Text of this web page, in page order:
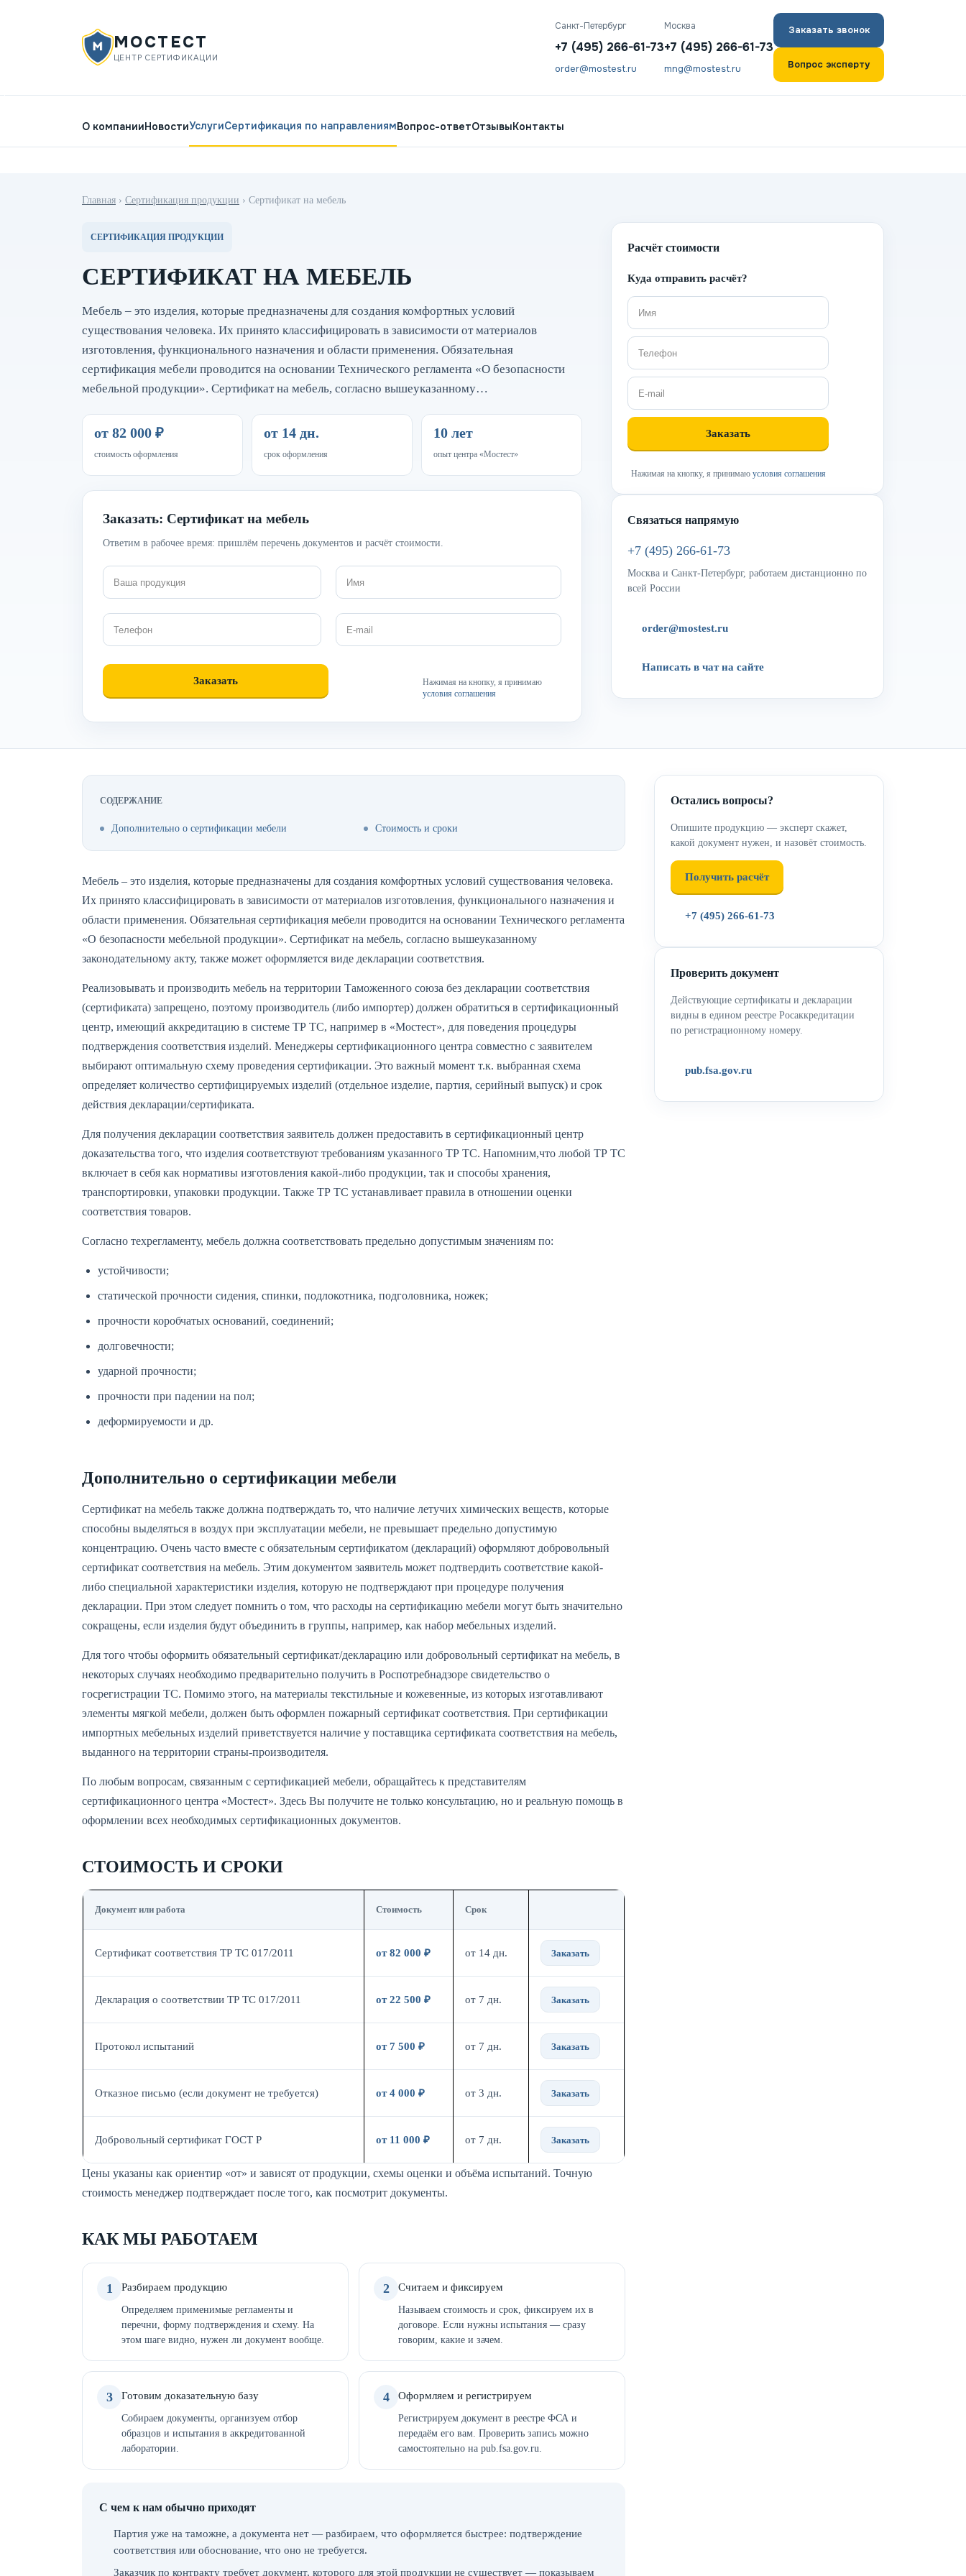
МОСТЕСТ
ЦЕНТР СЕРТИФИКАЦИИ
Санкт-Петербург
+7 (495) 266-61-73
order@mostest.ru
Москва
+7 (495) 266-61-73
mng@mostest.ru
Заказать звонок
Вопрос эксперту
О компанииНовостиУслугиСертификация по направлениямВопрос-ответОтзывыКонтакты
Главная › Сертификация продукции › Сертификат на мебель
СЕРТИФИКАЦИЯ ПРОДУКЦИИ
СЕРТИФИКАТ НА МЕБЕЛЬ
Мебель – это изделия, которые предназначены для создания комфортных условий
существования человека. Их принято классифицировать в зависимости от материалов
изготовления, функционального назначения и области применения. Обязательная
сертификация мебели проводится на основании Технического регламента «O безопасности
мебельной продукции». Сертификат на мебель, согласно вышеуказанному…
от 82 000 ₽
стоимость оформления
от 14 дн.
срок оформления
10 лет
опыт центра «Мостест»
Заказать: Сертификат на мебель
Ответим в рабочее время: пришлём перечень документов и расчёт стоимости.
Нажимая на кнопку, я принимаю
условия соглашения
Расчёт стоимости
Куда отправить расчёт?
Нажимая на кнопку, я принимаю условия соглашения
Связаться напрямую
+7 (495) 266-61-73
Москва и Санкт-Петербург, работаем дистанционно по
всей России
order@mostest.ru
Написать в чат на сайте
СОДЕРЖАНИЕ
Дополнительно о сертификации мебели Стоимость и сроки
Мебель – это изделия, которые предназначены для создания комфортных условий существования человека.
Их принято классифицировать в зависимости от материалов изготовления, функционального назначения и
области применения. Обязательная сертификация мебели проводится на основании Технического регламента
«O безопасности мебельной продукции». Сертификат на мебель, согласно вышеуказанному
законодательному акту, также может оформляется виде декларации соответствия.
Реализовывать и производить мебель на территории Таможенного союза без декларации соответствия
(сертификата) запрещено, поэтому производитель (либо импортер) должен обратиться в сертификационный
центр, имеющий аккредитацию в системе ТР ТС, например в «Мостест», для поведения процедуры
подтверждения соответствия изделий. Менеджеры сертификационного центра совместно с заявителем
выбирают оптимальную схему проведения сертификации. Это важный момент т.к. выбранная схема
определяет количество сертифицируемых изделий (отдельное изделие, партия, серийный выпуск) и срок
действия декларации/сертификата.
Для получения декларации соответствия заявитель должен предоставить в сертификационный центр
доказательства того, что изделия соответствуют требованиям указанного ТР ТС. Напомним,что любой ТР ТС
включает в себя как нормативы изготовления какой-либо продукции, так и способы хранения,
транспортировки, упаковки продукции. Также ТР ТС устанавливает правила в отношении оценки
соответствия товаров.
Согласно техрегламенту, мебель должна соответствовать предельно допустимым значениям по:
устойчивости;
статической прочности сидения, спинки, подлокотника, подголовника, ножек;
прочности коробчатых оснований, соединений;
долговечности;
ударной прочности;
прочности при падении на пол;
деформируемости и др.
Дополнительно о сертификации мебели
Сертификат на мебель также должна подтверждать то, что наличие летучих химических веществ, которые
способны выделяться в воздух при эксплуатации мебели, не превышает предельно допустимую
концентрацию. Очень часто вместе с обязательным сертификатом (деклараций) оформляют добровольный
сертификат соответствия на мебель. Этим документом заявитель может подтвердить соответствие какой-
либо специальной характеристики изделия, которую не подтверждают при процедуре получения
декларации. При этом следует помнить о том, что расходы на сертификацию мебели могут быть значительно
сокращены, если изделия будут объединить в группы, например, как набор мебельных изделий.
Для того чтобы оформить обязательный сертификат/декларацию или добровольный сертификат на мебель, в
некоторых случаях необходимо предварительно получить в Роспотребнадзоре свидетельство о
госрегистрации ТС. Помимо этого, на материалы текстильные и кожевенные, из которых изготавливают
элементы мягкой мебели, должен быть оформлен пожарный сертификат соответствия. При сертификации
импортных мебельных изделий приветствуется наличие у поставщика сертификата соответствия на мебель,
выданного на территории страны-производителя.
По любым вопросам, связанным с сертификацией мебели, обращайтесь к представителям
сертификационного центра «Мостест». Здесь Вы получите не только консультацию, но и реальную помощь в
оформлении всех необходимых сертификационных документов.
СТОИМОСТЬ И СРОКИ
Документ или работа Стоимость Срок
Сертификат соответствия ТР ТС 017/2011 от 82 000 ₽ от 14 дн. Заказать
Декларация о соответствии ТР ТС 017/2011 от 22 500 ₽ от 7 дн. Заказать
Протокол испытаний от 7 500 ₽ от 7 дн. Заказать
Отказное письмо (если документ не требуется) от 4 000 ₽ от 3 дн. Заказать
Добровольный сертификат ГОСТ Р от 11 000 ₽ от 7 дн. Заказать
Цены указаны как ориентир «от» и зависят от продукции, схемы оценки и объёма испытаний. Точную
стоимость менеджер подтверждает после того, как посмотрит документы.
КАК МЫ РАБОТАЕМ
1 Разбираем продукцию
Определяем применимые регламенты и
перечни, форму подтверждения и схему. На
этом шаге видно, нужен ли документ вообще.
2 Считаем и фиксируем
Называем стоимость и срок, фиксируем их в
договоре. Если нужны испытания — сразу
говорим, какие и зачем.
3 Готовим доказательную базу
Собираем документы, организуем отбор
образцов и испытания в аккредитованной
лаборатории.
4 Оформляем и регистрируем
Регистрируем документ в реестре ФСА и
передаём его вам. Проверить запись можно
самостоятельно на pub.fsa.gov.ru.
С чем к нам обычно приходят
Партия уже на таможне, а документа нет — разбираем, что оформляется быстрее: подтверждение
соответствия или обоснование, что оно не требуется.
Заказчик по контракту требует документ, которого для этой продукции не существует — показываем
Остались вопросы?
Опишите продукцию — эксперт скажет,
какой документ нужен, и назовёт стоимость.
Получить расчёт
+7 (495) 266-61-73
Проверить документ
Действующие сертификаты и декларации
видны в едином реестре Росаккредитации
по регистрационному номеру.
pub.fsa.gov.ru